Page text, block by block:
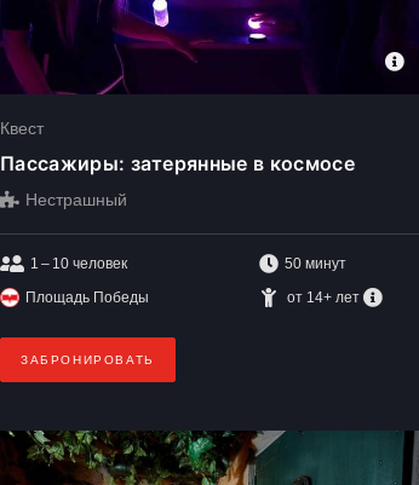
Квест
Пассажиры: затерянные в космосе
Нестрашный
1 – 10 человек 50 минут
Площадь Победы от 14+ лет
ЗАБРОНИРОВАТЬ